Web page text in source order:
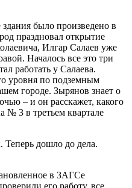
было произведено в
праздновал открытие
Илгар Салаев уже
Началось все это три
работать у Салаева.
уровня по подземным
городе. Зырянов знает о
– и он расскажет, какого
№ 3 в третьем квартале
Теперь дошло до дела.
в ЗАГСе
его работу, все